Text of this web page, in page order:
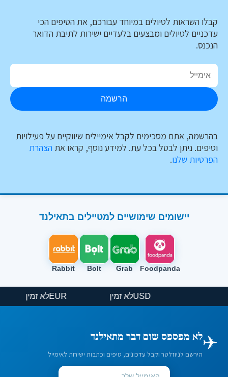
קבלו השראות לטיולים במיוחד עבורכם, את הטיפים הכי
עדכניים לטיולים ומבצעים בלעדיים ישירות לתיבת הדואר
הנכנס.
הרשמה
בהרשמה, אתם מסכימים לקבל אימיילים שיווקיים על פעילויות
וטיפים. ניתן לבטל בכל עת. למידע נוסף, קראו את הצהרת
הפרטיות שלנו.
יישומים שימושיים למטיילים בתאילנד
Foodpanda
Grab
Bolt
Rabbit
USDלא זמין EURלא זמין
✈️לא מפספס שום דבר מתאילנד
הירשם לניוזלטר וקבל עדכונים, טיפים וכתבות ישירות לאימייל